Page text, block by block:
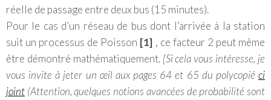
réelle de passage entre deux bus (15 minutes).
Pour le cas d’un réseau de bus dont l’arrivée à la station
suit un processus de Poisson [1] , ce facteur 2 peut même
être démontré mathématiquement. [Si cela vous intéresse, je
vous invite à jeter un œil aux pages 64 et 65 du polycopié ci
joint (Attention, quelques notions avancées de probabilité sont